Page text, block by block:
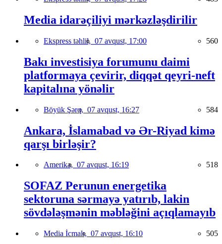
Media idarəçiliyi mərkəzləşdirilir
Ekspress təhlil, 07 avqust, 17:00 560
Bakı investisiya forumunu daimi
platformaya çevirir, diqqət qeyri-neft
kapitalına yönəlir
Böyük Şərq, 07 avqust, 16:27 584
Ankara, İslamabad və Ər-Riyad kimə
qarşı birləşir?
Amerika, 07 avqust, 16:19 518
SOFAZ Perunun energetika
sektoruna sərmayə yatırıb, lakin
sövdələşmənin məbləğini açıqlamayıb
Media İcmalı, 07 avqust, 16:10 505